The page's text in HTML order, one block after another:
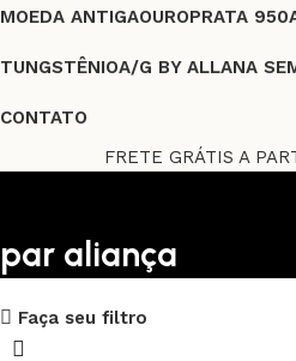
MOEDA ANTIGAOUROPRATA 950
TUNGSTÊNIOA/G BY ALLANA
CONTATO
FRETE GRÁTIS A
par aliança
Upholstered chair
Faça seu filtro